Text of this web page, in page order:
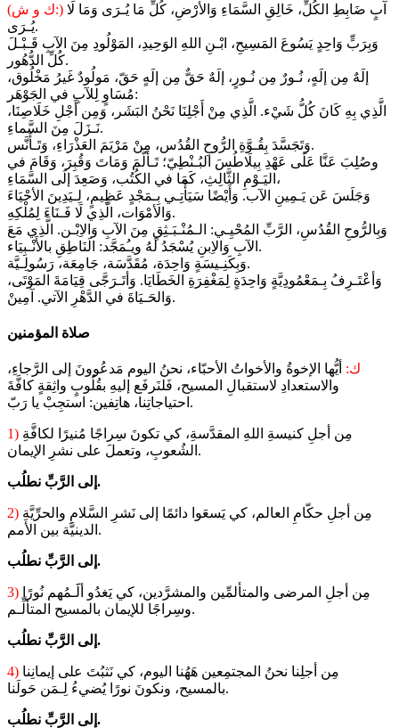
(ك و ش:) آبٍ ضَابِطِ الكُلِّ، خَالِقِ السَّمَاءِ وَالأرْضِ، كُلِّ مَا يُـرَى وَمَا لَا
يُـرَى.
وَبِرَبٍّ وَاحِدٍ يَسُوعَ المَسِيحِ، ابْـنِ اللهِ الوَحِيدِ، المَوْلُودِ مِنَ الآبِ قَـبْـلَ
كُلِّ الدُّهُور.
إلَهٌ مِن إلَهٍ، نُـورٌ مِن نُـورٍ، إلَهٌ حَقٌّ مِن إلَهٍ حَقّ، مَولُودٌ غَيرُ مَخْلُوق،
مُسَاوٍ لِلآبِ في الجَوْهَر:
الَّذِي بِهِ كَانَ كُلُّ شَيْء. الَّذِي مِنْ أَجْلِنَا نَحْنُ البَشَر، وَمِن أَجْلِ خَلَاصِنَا،
نَـزَلَ مِنَ السَّماءِ.
وَتَجَسَّدَ بِقُـوَّةِ الرُّوحِ القُدُس، مِنْ مَرْيَمَ العَذْرَاءِ، وَتَـأَنَّس.
وصُلِبَ عَنَّا عَلَى عَهْدِ بِيلَاطُسَ البُـنْطِيّ؛ تَـألَّمَ وَمَاتَ وَقُبِرَ، وَقَامَ في
اليَـوْمِ الثَّالِثِ، كَمَا في الكُتُب، وَصَعِدَ إلَى السَّمَاءِ،
وَجَلَسَ عَن يَـمِينِ الآب. وَأَيْضًا سَيَأْتِـي بِـمَجْدٍ عَظِيمٍ، لِـيَدِينَ الأحْيَاءَ
وَالأمْوَات، الَّذِي لَا فَـنَاءَ لِمُلْكِهِ.
وَبِالرُّوحِ القُدُسِ، الرَّبِّ المُحْيِـي: الـمُنْـبَـثِقِ مِنَ الآبِ وَالاِبْـن. الَّذِي مَعَ
الآبِ وَالاِبنِ يُسْجَدُ لَهُ ويـُمَجَّد: الَنَاطِقِ بالأَنْـبِيَاء.
وَبِكَنِـيسَةٍ وَاحِدَة، مُقَدَّسَة، جَامِعَة، رَسُولِـيَّة.
وَأعْتَـرِفُ بِـمَعْمُودِيَّةٍ وَاحِدَةٍ لِمَغْفِرَةِ الخَطَايَا. وَأتَـرَجَّى قِيَامَةَ المَوْتَى،
وَالحَـيَاةَ في الدَّهْرِ الآتي. آمِينْ.
صلاة المؤمنين
ك: أيُّها الإخوةُ والأخواتُ الأحبّاء، نحنُ اليوم مَدعُوونَ إلى الرَّجاءِ،
والاستعدادِ لاستقبالِ المسيح، فَلنَرفَع إليهِ بقُلُوبٍ واثِقةٍ كافَّةَ
احتياجاتِنا، هاتِفين: استجِبْ يا رَبّ.
1)
الشُعوبِ، وتعملَ على نشرِ الإيمان.
إلى الرَّبِّ نطلُب.
2)
الدينيَّة بين الأمم.
إلى الرَّبِّ نطلُب.
3)
وسِراجًا للإيمان بالمسيح المتألِّـم.
إلى الرَّبِّ نطلُب.
4)
بالمسيح، ونكونَ نورًا يُضيءُ لِـمَن حَولَنا.
إلى الرَّبِّ نطلُب.